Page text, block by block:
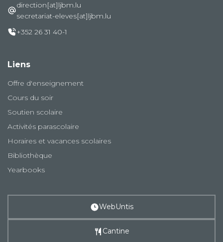
direction[at]ljbm.lu
secretariat-eleves[at]ljbm.lu
+352 26 31 40-1
Liens
Offre d'enseignement
Cours du soir
Soutien scolaire
Activités parascolaire
Horaires et vacances scolaires
Bibliothèque
Yearbooks
WebUntis
Cantine